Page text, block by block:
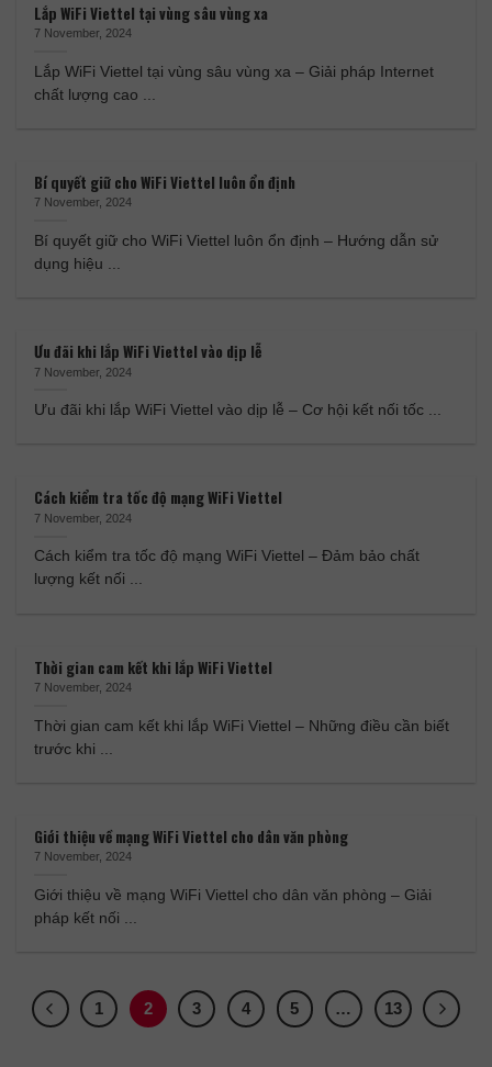
Lắp WiFi Viettel tại vùng sâu vùng xa
7 November, 2024
Lắp WiFi Viettel tại vùng sâu vùng xa – Giải pháp Internet
chất lượng cao ...
Bí quyết giữ cho WiFi Viettel luôn ổn định
7 November, 2024
Bí quyết giữ cho WiFi Viettel luôn ổn định – Hướng dẫn sử
dụng hiệu ...
Ưu đãi khi lắp WiFi Viettel vào dịp lễ
7 November, 2024
Ưu đãi khi lắp WiFi Viettel vào dịp lễ – Cơ hội kết nối tốc ...
Cách kiểm tra tốc độ mạng WiFi Viettel
7 November, 2024
Cách kiểm tra tốc độ mạng WiFi Viettel – Đảm bảo chất
lượng kết nối ...
Thời gian cam kết khi lắp WiFi Viettel
7 November, 2024
Thời gian cam kết khi lắp WiFi Viettel – Những điều cần biết
trước khi ...
Giới thiệu về mạng WiFi Viettel cho dân văn phòng
7 November, 2024
Giới thiệu về mạng WiFi Viettel cho dân văn phòng – Giải
pháp kết nối ...
1 2 3 4 5 … 13